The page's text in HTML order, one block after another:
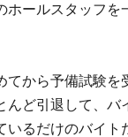
ホールスタッフを
てから予備試験を
んど引退して、バ
いるだけのバイト